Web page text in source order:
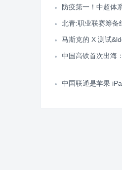
防疫第一！中超体
北青:职业联赛筹备
马斯克的 X 测试
中国高铁首次出海
中国联通是苹果